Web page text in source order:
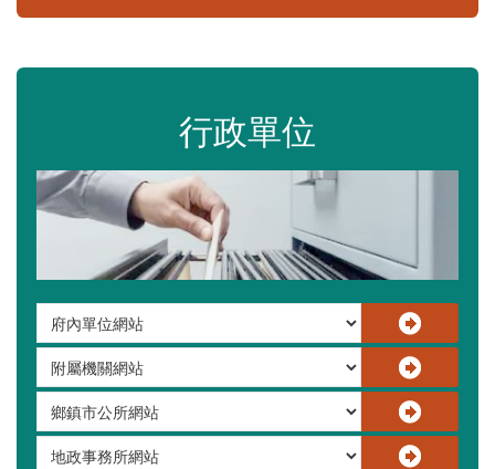
行政單位